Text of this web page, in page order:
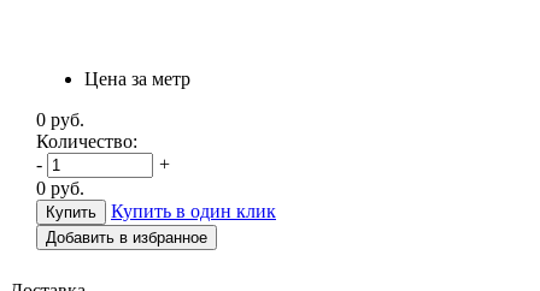
Цена за метр
0 руб.
Количество:
-
+
0 руб.
Купить в один клик
Добавить в избранное